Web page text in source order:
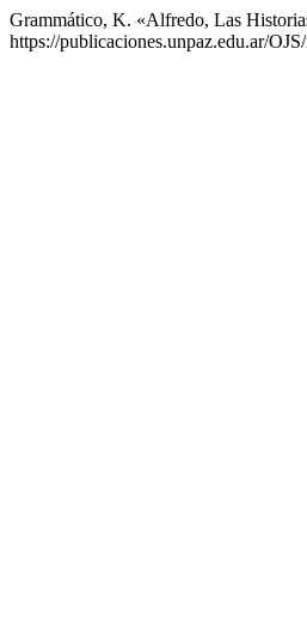
Grammático, K. «Alfredo, Las
https://publicaciones.unpaz.edu.ar/